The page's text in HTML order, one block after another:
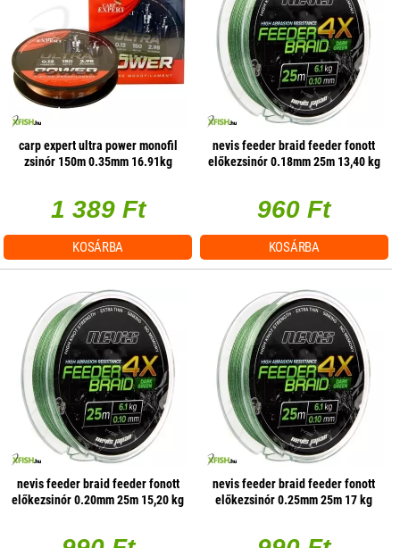
carp expert ultra power monofil
zsinór 150m 0.35mm 16.91kg
1 389 Ft
KOSÁRBA
nevis feeder braid feeder fonott
előkezsinór 0.18mm 25m 13,40 kg
960 Ft
KOSÁRBA
nevis feeder braid feeder fonott
előkezsinór 0.20mm 25m 15,20 kg
nevis feeder braid feeder fonott
előkezsinór 0.25mm 25m 17 kg